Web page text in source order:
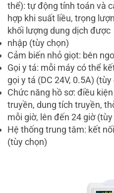
thể): tự động tính toán và
hợp khi suất liều, trọng
khối lượng dung dịch được
nhập (tùy chọn)
Cảm biến nhỏ giọt: bên
Gọi y tá: mỗi máy có thể
gọi y tá (DC 24V, 0.5A) (tùy
Chức năng hồ sơ: điều
truyền, dung tích truyền,
mỗi giờ, lên đến 24 giờ
Hệ thống trung tâm: kết
(tùy chọn)